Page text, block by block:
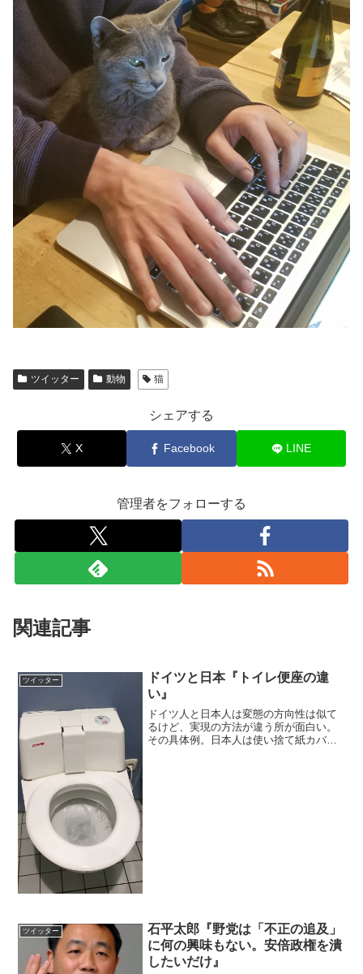
ツイッター 動物 猫
シェアする
X Facebook LINE
管理者をフォローする
関連記事
ツイッター
ドイツと日本『トイレ便座の違
い』
ドイツ人と日本人は変態の方向性は似て
るけど、実現の方法が違う所が面白い。
その具体例。日本人は使い捨て紙カバー
ツイッター
石平太郎『野党は「不正の追及」
に何の興味もない。安倍政権を潰
したいだけ』